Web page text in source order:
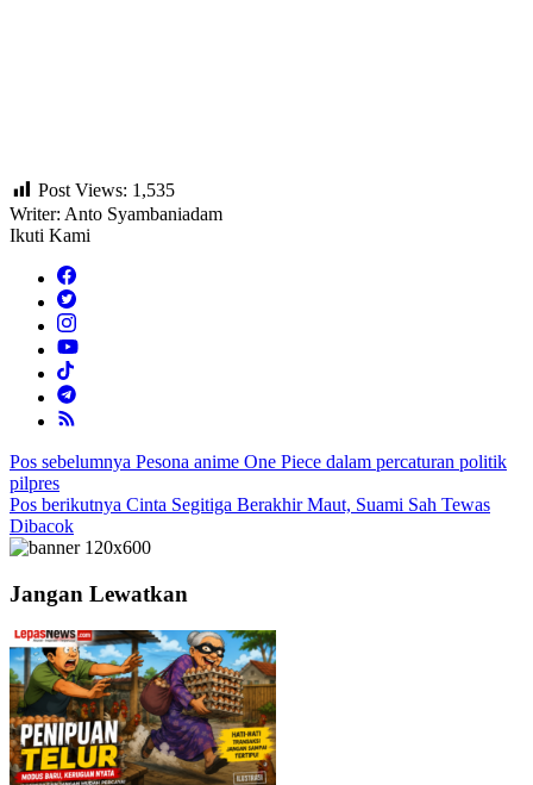
Post Views: 1,535
Writer: Anto Syambaniadam
Ikuti Kami
Navigasi
pos
Pos sebelumnya Pesona anime One Piece dalam percaturan politik
pilpres
Pos berikutnya Cinta Segitiga Berakhir Maut, Suami Sah Tewas
Dibacok
Jangan Lewatkan